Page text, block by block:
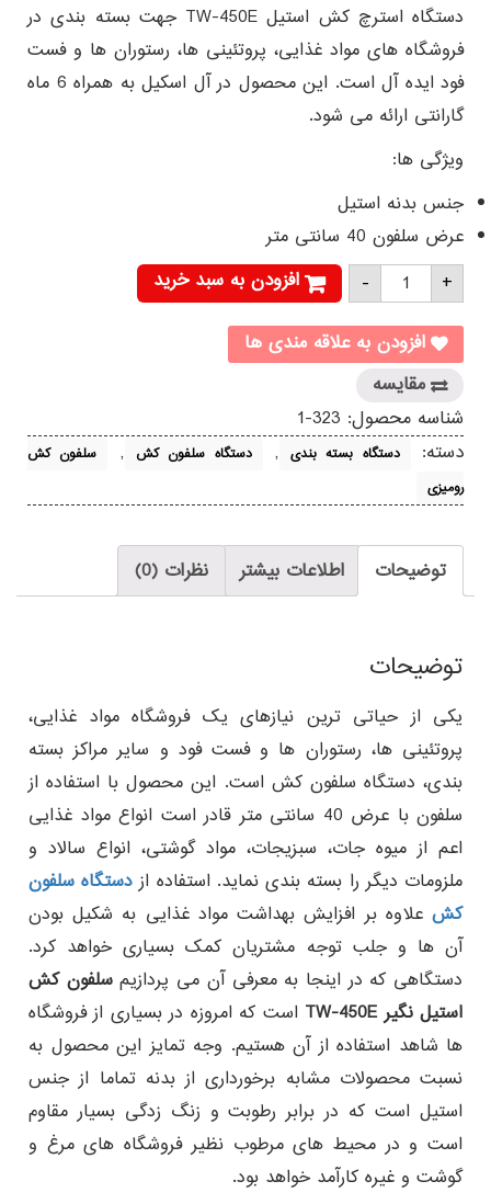
دستگاه استرچ کش استیل TW-450E جهت بسته بندی در
فروشگاه های مواد غذایی، پروتئینی ها، رستوران ها و فست
فود ایده آل است. این محصول در آل اسکیل به همراه 6 ماه
گارانتی ارائه می شود.
ویژگی ها:
جنس بدنه استیل
عرض سلفون 40 سانتی متر
- سلفون
کش
استیل
نگیر
TW-
450E
عدد
+
افزودن به سبد خرید
افزودن به علاقه مندی ها
مقایسه
شناسه محصول: 323-1
دسته:
دستگاه بسته بندی , دستگاه سلفون کش ,
سلفون کش
رومیزی
توضیحات اطلاعات بیشتر نظرات (0)
توضیحات
یکی از حیاتی ترین نیازهای یک فروشگاه مواد غذایی،
پروتئینی ها، رستوران ها و فست فود و سایر مراکز بسته
بندی، دستگاه سلفون کش است. این محصول با استفاده از
سلفون با عرض 40 سانتی متر قادر است انواع مواد غذایی
اعم از میوه جات، سبزیجات، مواد گوشتی، انواع سالاد و
ملزومات دیگر را بسته بندی نماید. استفاده ازدستگاه سلفون
کش علاوه بر افزایش بهداشت مواد غذایی به شکیل بودن
آن ها و جلب توجه مشتریان کمک بسیاری خواهد کرد.
دستگاهی که در اینجا به معرفی آن می پردازیمسلفون کش
استیل نگیر TW-450E
است که امروزه در بسیاری از فروشگاه
ها شاهد استفاده از آن هستیم. وجه تمایز این محصول به
نسبت محصولات مشابه برخورداری از بدنه تماما از جنس
استیل است که در برابر رطوبت و زنگ زدگی بسیار مقاوم
است و در محیط های مرطوب نظیر فروشگاه های مرغ و
گوشت و غیره کارآمد خواهد بود.